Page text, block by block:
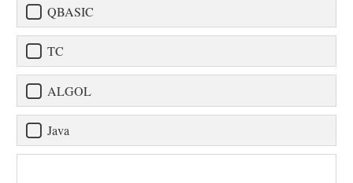
QBASIC
TC
ALGOL
Java